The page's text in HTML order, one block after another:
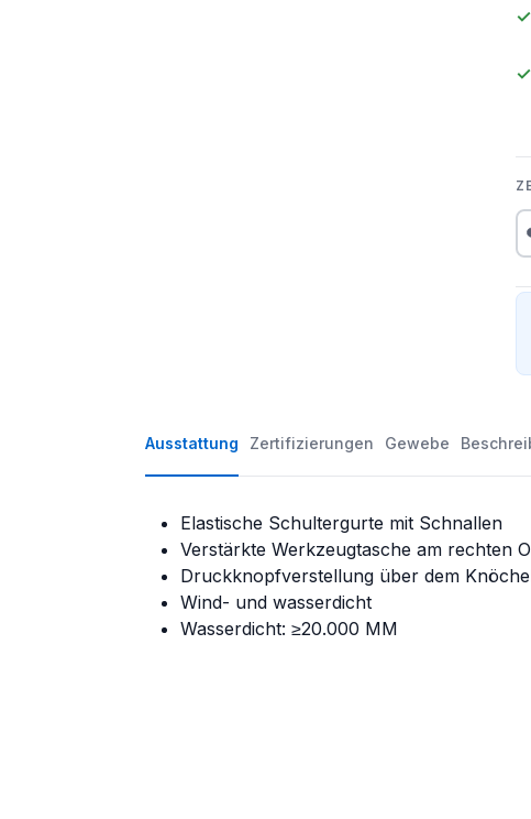
Ausstattung Zertifizierungen Gewebe
Elastische Schultergurte mit Schnallen
Verstärkte Werkzeugtasche am rechten
Druckknopfverstellung über dem
Wind- und wasserdicht
Wasserdicht: ≥20.000 MM